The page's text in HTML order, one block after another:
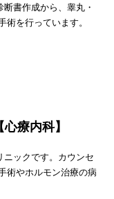
書作成から、睾丸・
を行っています。
療内科】
ニックです。カウンセ
術やホルモン治療の病